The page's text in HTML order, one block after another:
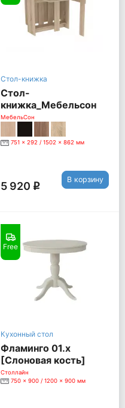
Стол-книжка
Стол-
книжка_Мебельсон
[Дуб Сонома]
МебельСон
751 x 292 / 1502 x 862 мм
5 920 q
В корзину
Free
Кухонный стол
Фламинго 01.х
[Слоновая кость]
Столлайн
750 x 900 / 1200 x 900 мм